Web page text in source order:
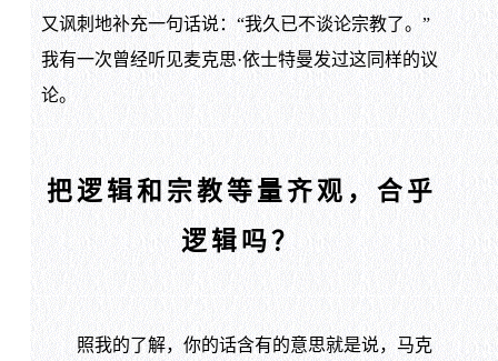
又讽刺地补充一句话说：“我久已不谈论宗教了。”
我有一次曾经听见麦克思·依士特曼发过这同样的议
论。
把逻辑和宗教等量齐观，合乎
逻辑吗？
照我的了解，你的话含有的意思就是说，马克